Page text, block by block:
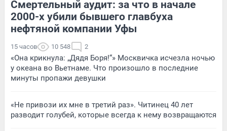
Смертельный аудит: за что в начале
2000-х убили бывшего главбуха
нефтяной компании Уфы
15 часов 10 548 2
«Она крикнула: „Дядя Боря!“» Москвичка исчезла ночью
у океана во Вьетнаме. Что произошло в последние
минуты пропажи девушки
«Не привози их мне в третий раз». Читинец 40 лет
разводит голубей, которые всегда к нему возвращаются